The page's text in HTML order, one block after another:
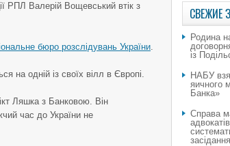
РПЛ Валерій Вощевський втік з
бюро розслідувань України.
на одній із своїх вілл в Європі.
Ляшка з Банковою. Він
час до України не
СВЕЖИЕ
Родина
із
НАБУ
яичного
Банка»
Справа
засідання